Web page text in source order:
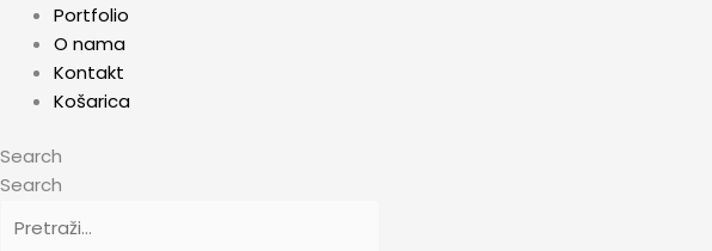
Portfolio
O nama
Kontakt
Košarica
Search
Search